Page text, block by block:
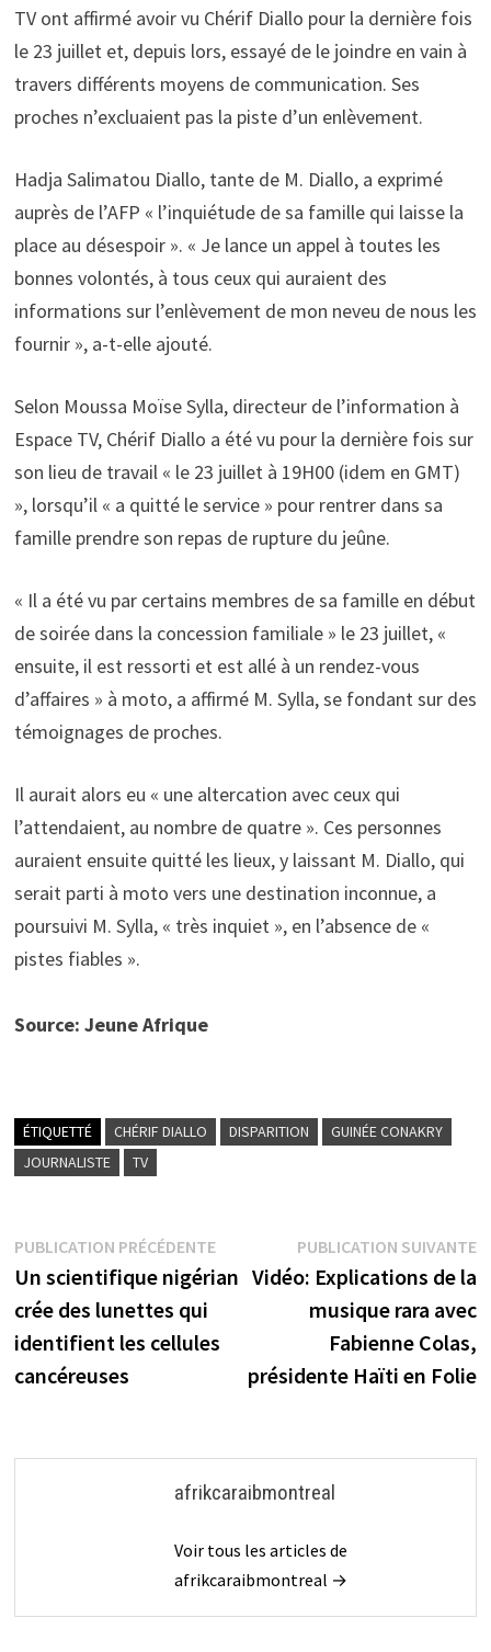
TV ont affirmé avoir vu Chérif Diallo pour la dernière fois
le 23 juillet et, depuis lors, essayé de le joindre en vain à
travers différents moyens de communication. Ses
proches n’excluaient pas la piste d’un enlèvement.
Hadja Salimatou Diallo, tante de M. Diallo, a exprimé
auprès de l’AFP « l’inquiétude de sa famille qui laisse la
place au désespoir ». « Je lance un appel à toutes les
bonnes volontés, à tous ceux qui auraient des
informations sur l’enlèvement de mon neveu de nous les
fournir », a-t-elle ajouté.
Selon Moussa Moïse Sylla, directeur de l’information à
Espace TV, Chérif Diallo a été vu pour la dernière fois sur
son lieu de travail « le 23 juillet à 19H00 (idem en GMT)
», lorsqu’il « a quitté le service » pour rentrer dans sa
famille prendre son repas de rupture du jeûne.
« Il a été vu par certains membres de sa famille en début
de soirée dans la concession familiale » le 23 juillet, «
ensuite, il est ressorti et est allé à un rendez-vous
d’affaires » à moto, a affirmé M. Sylla, se fondant sur des
témoignages de proches.
Il aurait alors eu « une altercation avec ceux qui
l’attendaient, au nombre de quatre ». Ces personnes
auraient ensuite quitté les lieux, y laissant M. Diallo, qui
serait parti à moto vers une destination inconnue, a
poursuivi M. Sylla, « très inquiet », en l’absence de «
pistes fiables ».
Source: Jeune Afrique
ÉTIQUETTÉ CHÉRIF DIALLO DISPARITION
GUINÉE CONAKRY
JOURNALISTE
TV
Navigation
de
l’article
PUBLICATION PRÉCÉDENTEPublication
précédente :
Un scientifique nigérian
crée des lunettes qui
identifient les cellules
cancéreuses
PUBLICATION SUIVANTE
Vidéo: Explications de la
musique rara avec
Fabienne Colas,
présidente Haïti en Folie
afrikcaraibmontreal
Voir tous les articles de
afrikcaraibmontreal →